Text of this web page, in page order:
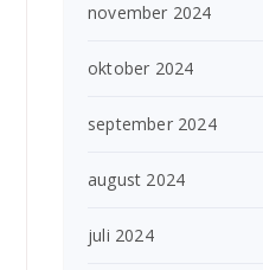
november 2024
oktober 2024
september 2024
august 2024
juli 2024